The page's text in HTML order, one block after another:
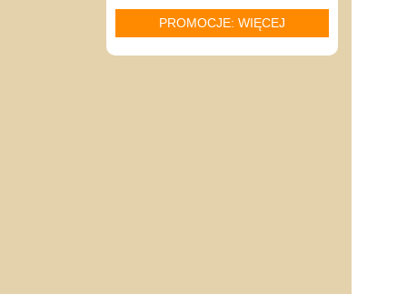
PROMOCJE: WIĘCEJ